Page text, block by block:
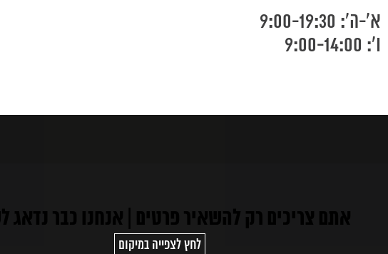
א'-ה': 9:00-19:30
ו': 9:00-14:00
לחץ לצפייה במיקום
אתם צריכים רק להשאיר פרטים | אנחנו כבר נדאג